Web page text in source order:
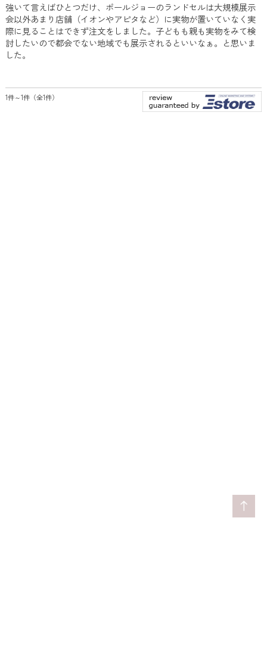
強いて言えばひとつだけ、ポールジョーのランドセルは大規模展示
会以外あまり店舗（イオンやアピタなど）に実物が置いていなく実
際に見ることはできず注文をしました。子どもも親も実物をみて検
討したいので都会でない地域でも展示されるといいなぁ。と思いま
した。
1件～1件（全1件）